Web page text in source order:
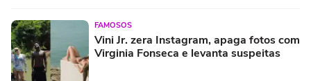
FAMOSOS
Vini Jr. zera Instagram, apaga fotos com
Virginia Fonseca e levanta suspeitas